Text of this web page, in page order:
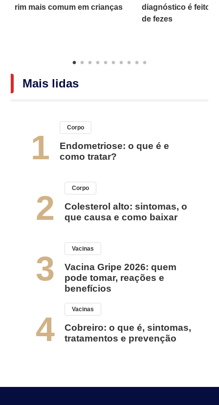
rim mais comum em crianças
diagnóstico é feito
de fezes
Mais lidas
1
Corpo
Endometriose: o que é e
como tratar?
2
Corpo
Colesterol alto: sintomas, o
que causa e como baixar
3
Vacinas
Vacina Gripe 2026: quem
pode tomar, reações e
benefícios
4
Vacinas
Cobreiro: o que é, sintomas,
tratamentos e prevenção